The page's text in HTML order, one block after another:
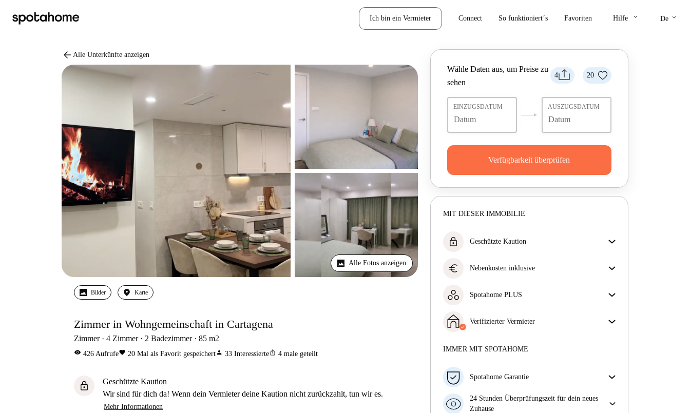
Ich bin ein Vermieter Connect So funktioniert´s Favoriten Hilfe keyboard_arrow_down De keyboard_arrow_down
arrow_back Alle Unterkünfte anzeigen
Alle Fotos anzeigen
Bilder Karte
Zimmer in Wohngemeinschaft in Cartagena
Zimmer 4 Zimmer 2 Badezimmer 85 m2
visibility 426 Aufrufefavorite 20 Mal als Favorit gespeichertperson 33 Interessierteios_share 4 male geteilt
lock
Geschützte Kaution
Wir sind für dich da! Wenn dein Vermieter deine Kaution nicht zurückzahlt, tun wir es.
Mehr Informationen
4 20
Wähle Daten aus, um Preise zu
sehen
EINZUGSDATUM AUSZUGSDATUM
Verfügbarkeit überprüfen
MIT DIESER IMMOBILIE
lock Geschützte Kaution
Kaution nicht zurückzahlt, tun wir es.
euro Nebenkosten inklusive
– Miete und Betriebskosten in einem für ein
Spotahome PLUS
indem Zugang zu höchsten Sicherheitsstandards und
zusätzlicher Unterstützung während der Mietdauer
Verifizierter Vermieter
Mehr über diesen Vermieter
IMMER MIT SPOTAHOME
Spotahome Garantie
Falls der Vermieter deine Buchung kurzfristig
storniert, werden wir dir entweder A) ein Hotel
24 Stunden Überprüfungszeit für dein neues
Zuhause